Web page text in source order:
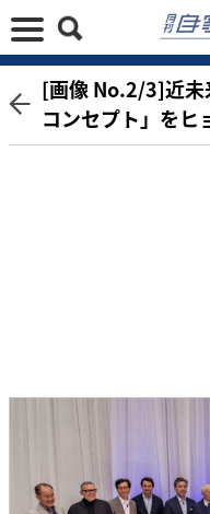
[画像 No.2/3]近未
コンセプト」を